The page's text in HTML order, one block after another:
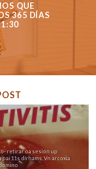
QUE
365 DÍAS
retirar oa sesión up
11s dírhams. Vn arcoxia